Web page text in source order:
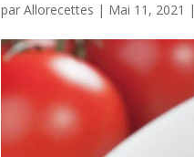
parAllorecettes | Mai 11, 2021 |